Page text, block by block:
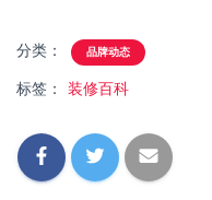
分类： 品牌动态
标签： 装修百科